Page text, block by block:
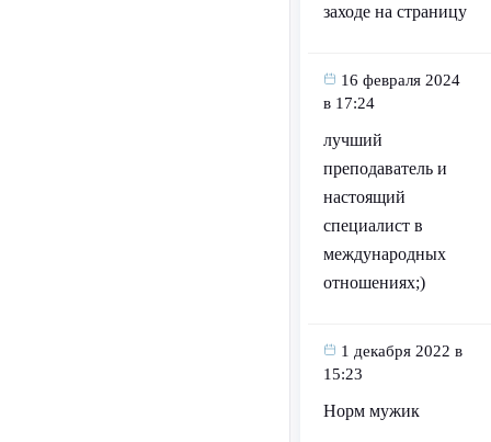
заходе на страницу
16 февраля 2024
в 17:24
лучший
преподаватель и
настоящий
специалист в
международных
отношениях;)
1 декабря 2022 в
15:23
Норм мужик